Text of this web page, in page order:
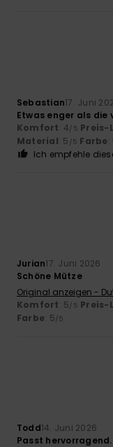
Sebastian17. Juni
Etwas enger als die
Komfort: 4/5 Preis-
Material: 5 /5 Farbe:
Ich empfehle
Jurian17. Juni 2026
Schöne Mütze
Original anzeigen -
Komfort: 5/5 Preis-
Farbe: 5/5
Todd14. Juni 2026
Passt hervorragend.